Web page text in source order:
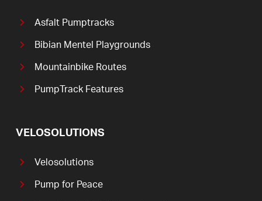
Asfalt Pumptracks
Bibian Mentel Playgrounds
Mountainbike Routes
PumpTrack Features
VELOSOLUTIONS
Velosolutions
Pump for Peace